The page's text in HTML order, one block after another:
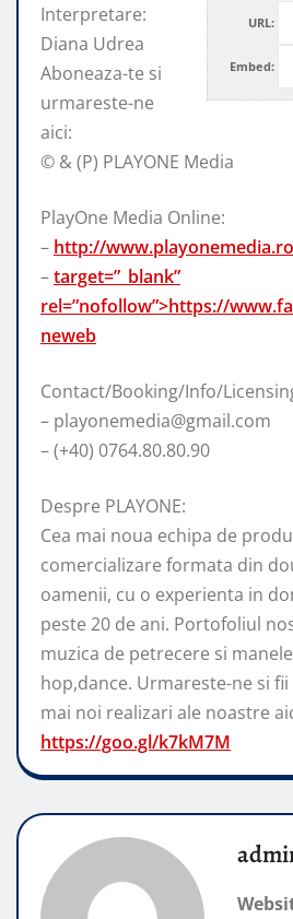
URL:
Embed:
Interpretare:
Diana Udrea
Aboneaza-te si
urmareste-ne
aici:
© & (P) PLAYONE Media
PlayOne Media Online:
– http://www.playonemedia.ro
–target=”_blank”
rel=”nofollow”>https://
neweb
Contact/Booking/Info/
– playonemedia@gmail.com
– (+40) 0764.80.80.90
Despre PLAYONE:
Cea mai noua echipa de
comercializare formata din
oamenii, cu o experienta in
peste 20 de ani. Portofoliul
muzica de petrecere si
hop,dance. Urmareste-ne si
mai noi realizari ale noastre
https://goo.gl/k7kM7M